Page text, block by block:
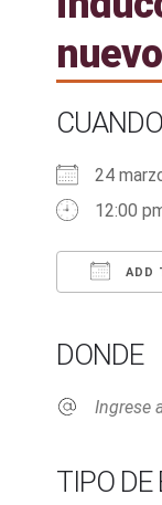
CUANDO
24
12:00
ADD
DONDE
Ingrese
TIPO DE